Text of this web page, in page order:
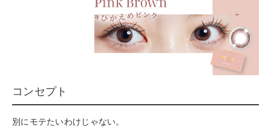
コンセプト
別にモテたいわけじゃない。